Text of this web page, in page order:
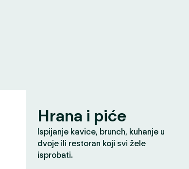
Hrana i piće
Ispijanje kavice, brunch, kuhanje u
dvoje ili restoran koji svi žele
isprobati.